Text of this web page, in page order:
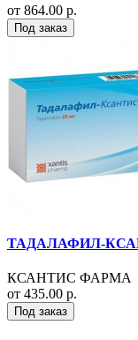
от 864.00 р.
Под заказ
ТАДАЛАФИЛ-
КСАНТИС ФАРМА
от 435.00 р.
Под заказ